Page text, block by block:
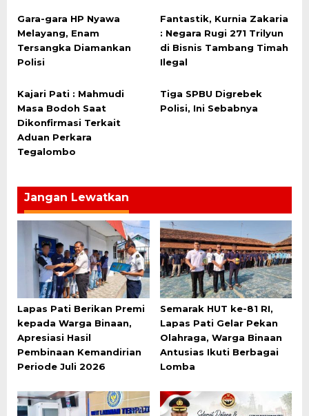
Gara-gara HP Nyawa
Melayang, Enam
Tersangka Diamankan
Polisi
Fantastik, Kurnia Zakaria
: Negara Rugi 271 Trilyun
di Bisnis Tambang Timah
Ilegal
Kajari Pati : Mahmudi
Masa Bodoh Saat
Dikonfirmasi Terkait
Aduan Perkara
Tegalombo
Tiga SPBU Digrebek
Polisi, Ini Sebabnya
Jangan Lewatkan
Lapas Pati Berikan Premi
kepada Warga Binaan,
Apresiasi Hasil
Pembinaan Kemandirian
Periode Juli 2026
Semarak HUT ke-81 RI,
Lapas Pati Gelar Pekan
Olahraga, Warga Binaan
Antusias Ikuti Berbagai
Lomba